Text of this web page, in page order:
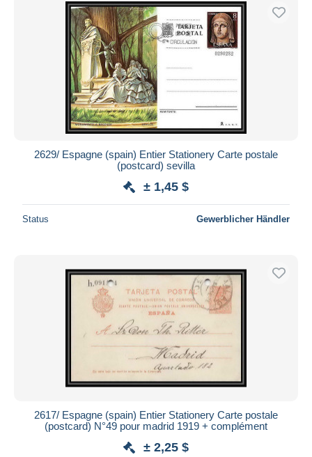
2629/ Espagne (spain) Entier Stationery Carte postale
(postcard) sevilla
± 1,45 $
Status Gewerblicher Händler
2617/ Espagne (spain) Entier Stationery Carte postale
(postcard) N°49 pour madrid 1919 + complément
± 2,25 $